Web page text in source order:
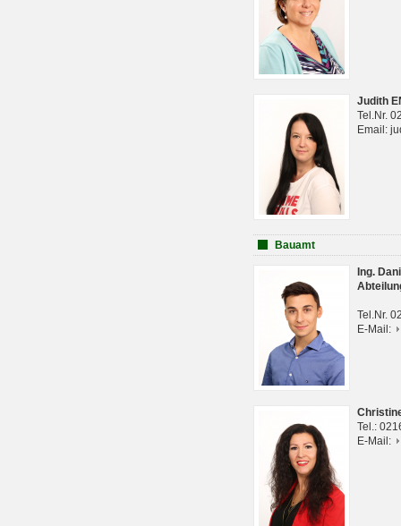
Judith
Tel.Nr.
Email:
Bauamt
Ing.
Tel.Nr.
E-Mail:
Tel.:
E-Mail: